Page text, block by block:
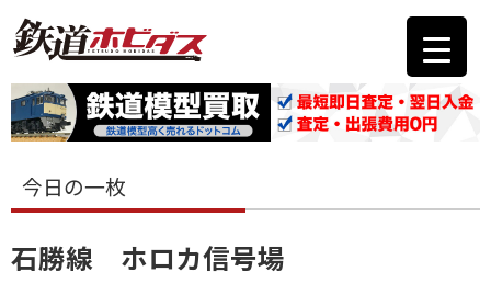
今日の一枚
石勝線 ホロカ信号場